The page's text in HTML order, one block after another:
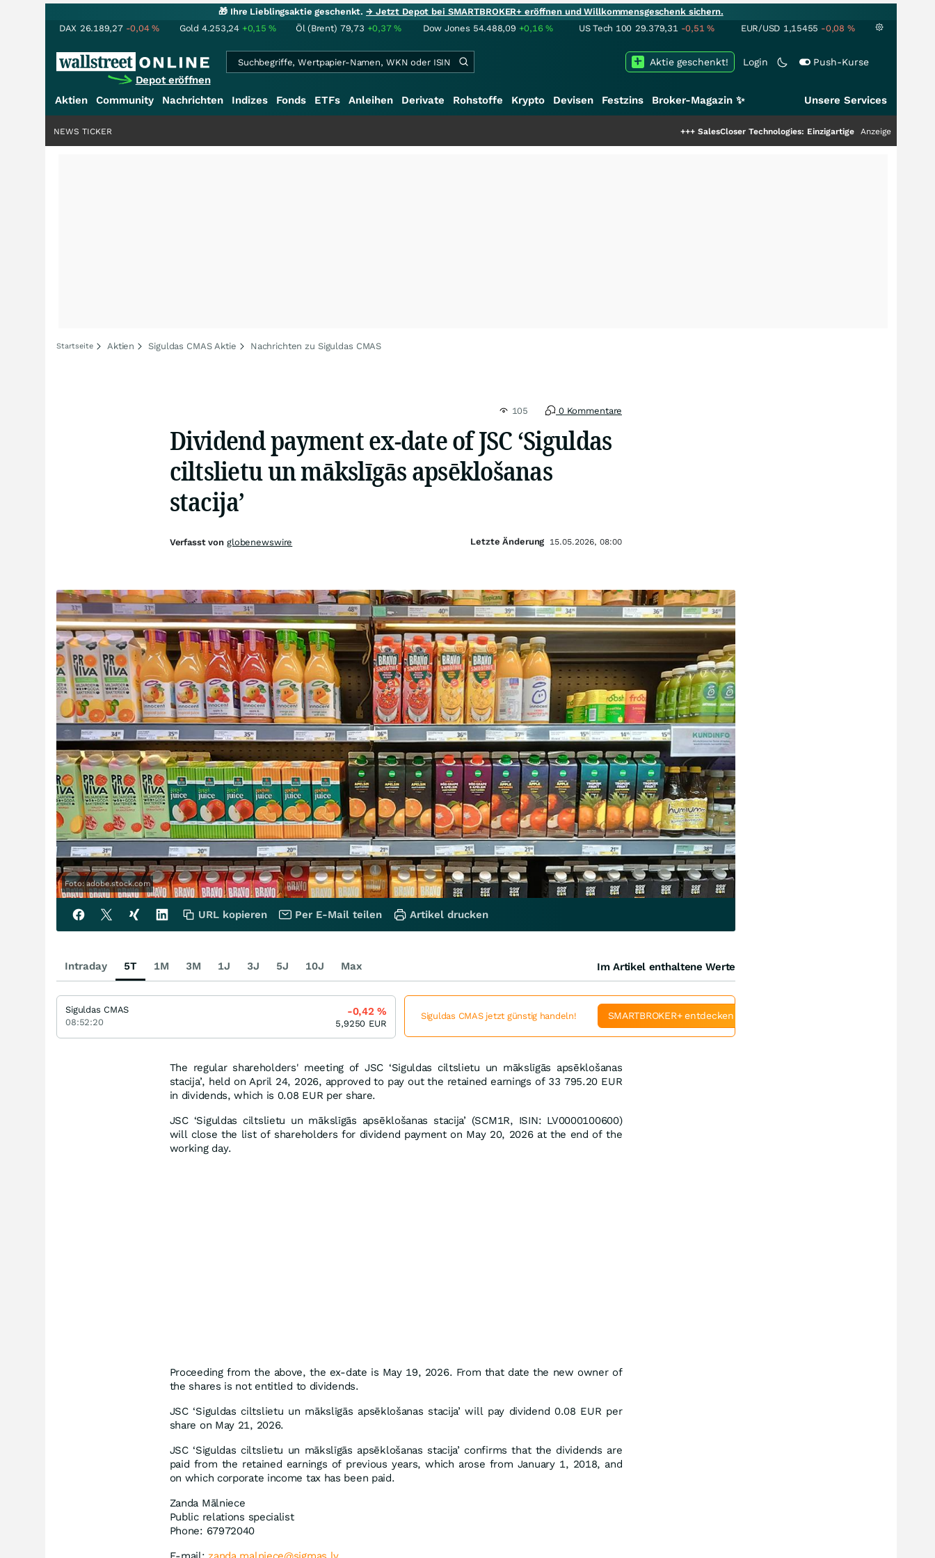
🎁 Ihre Lieblingsaktie geschenkt.→ Jetzt Depot bei SMARTBROKER+ eröffnen und Willkommensgeschenk sichern.
DAX 26.189,27 -0,04% Gold 4.253,24 +0,15% Öl (Brent) 79,73 +0,37% Dow Jones 54.488,09 +0,16% US Tech 100 29.379,31 -0,51% EUR/USD 1,15455 -0,08 %
Depot eröffnen
Login Push-Kurse
Aktie geschenkt!
Aktien Community Nachrichten Indizes Fonds ETFs Anleihen Derivate Rohstoffe Krypto Devisen Festzins Broker-Magazin ✨ Unsere Services
SalesCloser Technologies: Einzigartige Leistung zieht die Top-Dogs an!
Anzeige
NEWS TICKER
Startseite Aktien Siguldas CMAS Aktie Nachrichten zu Siguldas CMAS
105 0 Kommentare
Dividend payment ex-date of JSC ‘Siguldas
ciltslietu un mākslīgās apsēklošanas
stacija’
Foto: adobe.stock.com
The regular shareholders' meeting of JSC ‘Siguldas ciltslietu un mākslīgās apsēklošanas
stacija’, held on April 24, 2026, approved to pay out the retained earnings of 33 795.20 EUR
in dividends, which is 0.08 EUR per share.
JSC ‘Siguldas ciltslietu un mākslīgās apsēklošanas stacija’ (SCM1R, ISIN: LV0000100600)
will close the list of shareholders for dividend payment on May 20, 2026 at the end of the
working day.
Proceeding from the above, the ex-date is May 19, 2026. From that date the new owner of
the shares is not entitled to dividends.
JSC ‘Siguldas ciltslietu un mākslīgās apsēklošanas stacija’ will pay dividend 0.08 EUR per
share on May 21, 2026.
JSC ‘Siguldas ciltslietu un mākslīgās apsēklošanas stacija’ confirms that the dividends are
paid from the retained earnings of previous years, which arose from January 1, 2018, and
on which corporate income tax has been paid.
Zanda Mālniece
Public relations specialist
Phone: 67972040
Verfasst von globenewswire Letzte Änderung 15.05.2026, 08:00
URL kopieren Per E-Mail teilen Artikel drucken
Intraday 5T 1M 3M 1J 3J 5J 10J Max Im Artikel enthaltene Werte
Siguldas CMAS
08:52:20
-0,42%
5,9250 EUR
Siguldas CMAS jetzt günstig handeln! SMARTBROKER+ entdecken